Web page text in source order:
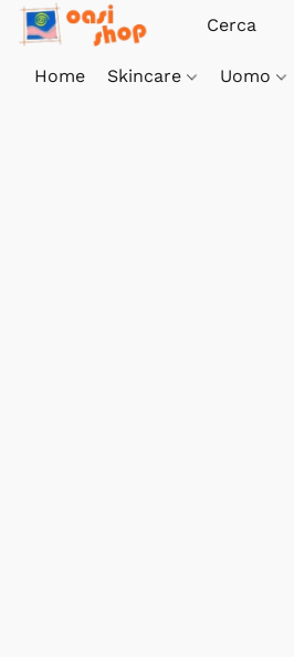
Home Skincare Uomo